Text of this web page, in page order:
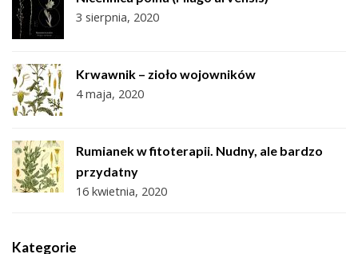
3 sierpnia, 2020
Krwawnik – zioło wojowników
4 maja, 2020
Rumianek w fitoterapii. Nudny, ale bardzo
przydatny
16 kwietnia, 2020
Kategorie